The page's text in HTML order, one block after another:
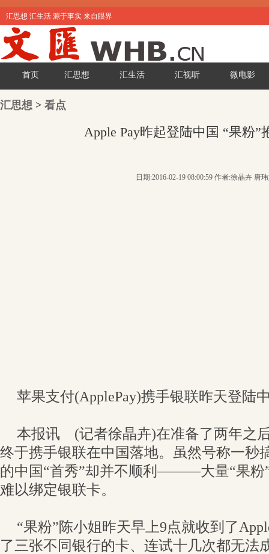
汇思想 汇生活 源于事实 来自眼界
首页 汇思想 汇生活 汇视听 微电影
汇思想 > 看点
Apple Pay昨起登陆中国 “果粉”
日期:2016-02-19 08:00:59 作者:徐晶卉 唐
苹果支付(ApplePay)携手银联昨天登陆
本报讯 (记者徐晶卉)在准备了两年之
终于携手银联在中国落地。虽然号称一秒
的中国“首秀”却并不顺利———大量“果粉
难以绑定银联卡。
“果粉”陈小姐昨天早上9点就收到了
了三张不同银行的卡、连试十几次都无法